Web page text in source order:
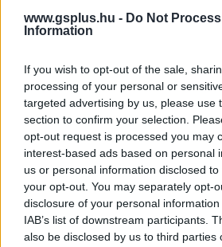
www.gsplus.hu - Do Not
Information
If you wish to opt-out of the sale,
processing of your personal or
targeted advertising by us, please use
section to confirm your selection.
opt-out request is processed you may
interest-based ads based on personal
us or personal information disclosed
your opt-out. You may separately opt-
disclosure of your personal
IAB’s list of downstream participants.
also be disclosed by us to third parties
2014 május 14. 18:32
A teljes élmény csak
felszabaduló számítási
játékoknak. Most akkor kell
sem?
Loaded
80.89%
AMicrosofttegnap jelentette
Kinect nélkül is kapható lesz